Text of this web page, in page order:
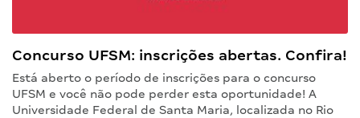
Concurso UFSM: inscrições abertas. Confira!
Está aberto o período de inscrições para o concurso
UFSM e você não pode perder esta oportunidade! A
Universidade Federal de Santa Maria, localizada no Rio